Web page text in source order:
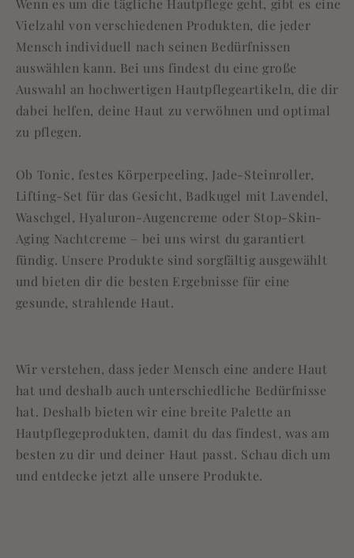
Wenn es um die tägliche Hautpflege geht, gibt es eine
Vielzahl von verschiedenen Produkten, die jeder
Mensch individuell nach seinen Bedürfnissen
auswählen kann. Bei uns findest du eine große
Auswahl an hochwertigen Hautpflegeartikeln, die dir
dabei helfen, deine Haut zu verwöhnen und optimal
zu pflegen.
Ob Tonic, festes Körperpeeling, Jade-Steinroller,
Lifting-Set für das Gesicht, Badkugel mit Lavendel,
Waschgel, Hyaluron-Augencreme oder Stop-Skin-
Aging Nachtcreme – bei uns wirst du garantiert
fündig. Unsere Produkte sind sorgfältig ausgewählt
und bieten dir die besten Ergebnisse für eine
gesunde, strahlende Haut.
Wir verstehen, dass jeder Mensch eine andere Haut
hat und deshalb auch unterschiedliche Bedürfnisse
hat. Deshalb bieten wir eine breite Palette an
Hautpflegeprodukten, damit du das findest, was am
besten zu dir und deiner Haut passt. Schau dich um
und entdecke jetzt alle unsere Produkte.